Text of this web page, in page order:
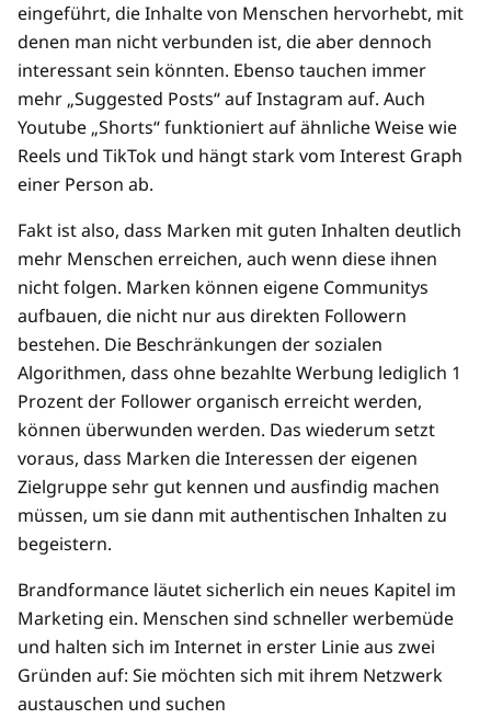
eingeführt, die Inhalte von Menschen hervorhebt, mit
denen man nicht verbunden ist, die aber dennoch
interessant sein könnten. Ebenso tauchen immer
mehr „Suggested Posts“ auf Instagram auf. Auch
Youtube „Shorts“ funktioniert auf ähnliche Weise wie
Reels und TikTok und hängt stark vom Interest Graph
einer Person ab.
Fakt ist also, dass Marken mit guten Inhalten deutlich
mehr Menschen erreichen, auch wenn diese ihnen
nicht folgen. Marken können eigene Communitys
aufbauen, die nicht nur aus direkten Followern
bestehen. Die Beschränkungen der sozialen
Algorithmen, dass ohne bezahlte Werbung lediglich 1
Prozent der Follower organisch erreicht werden,
können überwunden werden. Das wiederum setzt
voraus, dass Marken die Interessen der eigenen
Zielgruppe sehr gut kennen und ausfindig machen
müssen, um sie dann mit authentischen Inhalten zu
begeistern.
Brandformance läutet sicherlich ein neues Kapitel im
Marketing ein. Menschen sind schneller werbemüde
und halten sich im Internet in erster Linie aus zwei
Gründen auf: Sie möchten sich mit ihrem Netzwerk
austauschen und suchen